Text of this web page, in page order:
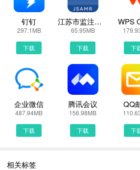
- 使用笔记本组和标签，打造专属知识库
- 笔记中支持插入 Office、PDF、图片、音
- 一键应用笔记模板，提高记录效率
【分享协作】
- 与团队共享笔记和笔记本，共享知识高效
- 工作群聊帮助团队围绕笔记讨论，快速推进
- 把知识信息转化为行动，让知识产生更大
- 创建清单，便捷管理待办事项，保持专注与
- “今日/未来7天/已完成/待整理”等视图，帮
- 设置密码锁定，加强笔记隐私
钉钉
297.1MB
下载
江苏市监注册登记
65.95MB
下载
WPS
下
企业微信
487.94MB
下载
腾讯会议
156.98MB
下载
QQ
下
相关标签